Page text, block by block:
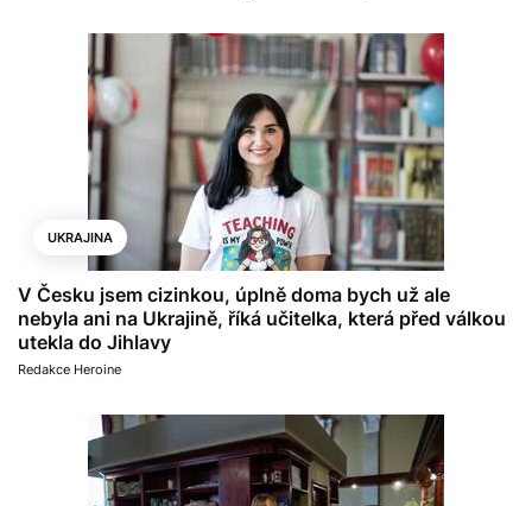
UKRAJINA
V Česku jsem cizinkou, úplně doma bych už ale
nebyla ani na Ukrajině, říká učitelka, která před válkou
utekla do Jihlavy
Redakce Heroine